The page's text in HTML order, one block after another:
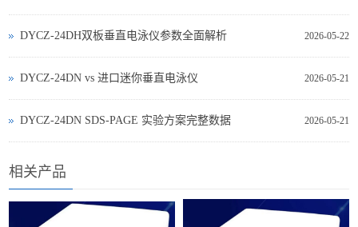
2026-05-22
DYCZ-24DH双板垂直电泳仪参数全面解析
2026-05-21
DYCZ‑24DN vs 进口迷你垂直电泳仪
2026-05-21
DYCZ‑24DN SDS‑PAGE 实验方案完整数据
相关产品